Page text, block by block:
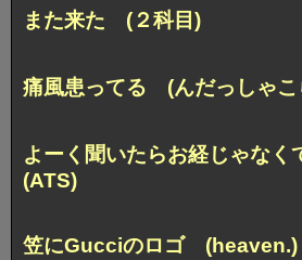
また来た (２科目)
痛風患ってる (んだっしゃこ
よーく聞いたらお経じゃな
(ATS)
笠にGucciのロゴ (heaven.)